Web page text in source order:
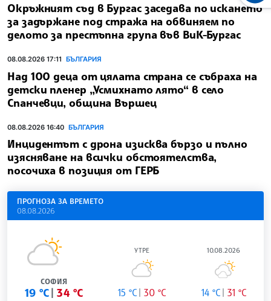
Окръжният съд в Бургас заседава по искането
за задържане под стража на обвиняем по
делото за престъпна група във ВиК-Бургас
08.08.2026 17:11 БЪЛГАРИЯ
Над 100 деца от цялата страна се събраха на
детски пленер „Усмихнато лято“ в село
Спанчевци, община Вършец
08.08.2026 16:40 БЪЛГАРИЯ
Инцидентът с дрона изисква бързо и пълно
изясняване на всички обстоятелства,
посочиха в позиция от ГЕРБ
ПРОГНОЗА ЗА ВРЕМЕТО
08.08.2026
СОФИЯ
19 °C 34 °C
УТРЕ
15 °C 30 °C
10.08.2026
14 °C 31 °C